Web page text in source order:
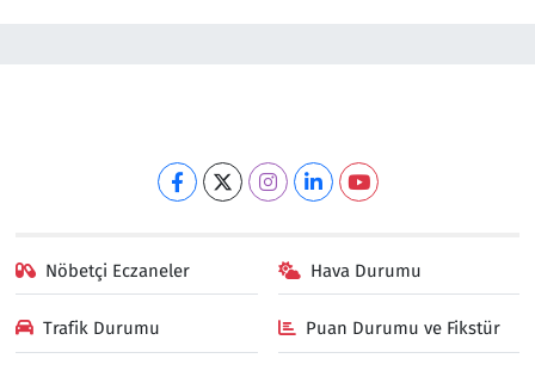
Nöbetçi Eczaneler Hava Durumu
Trafik Durumu Puan Durumu ve Fikstür